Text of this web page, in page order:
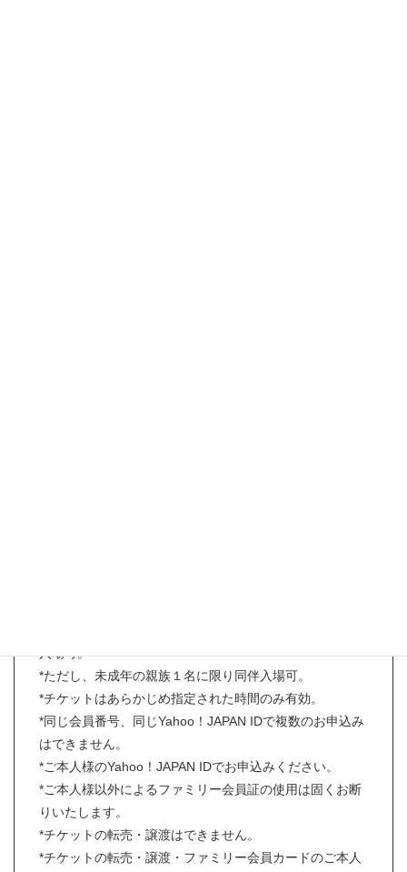
入場可。
*ただし、未成年の親族１名に限り同伴入場可。
*チケットはあらかじめ指定された時間のみ有効。
*同じ会員番号、同じYahoo！JAPAN IDで複数のお申込み
はできません。
*ご本人様のYahoo！JAPAN IDでお申込みください。
*ご本人様以外によるファミリー会員証の使用は固くお断
りいたします。
*チケットの転売・譲渡はできません。
*チケットの転売・譲渡・ファミリー会員カードのご本人